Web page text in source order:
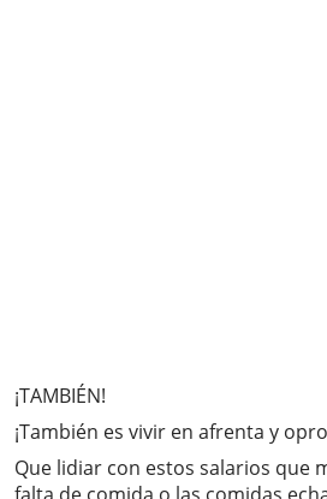
¡TAMBIÉN!
¡También es vivir en afrenta y
Que lidiar con estos salarios que